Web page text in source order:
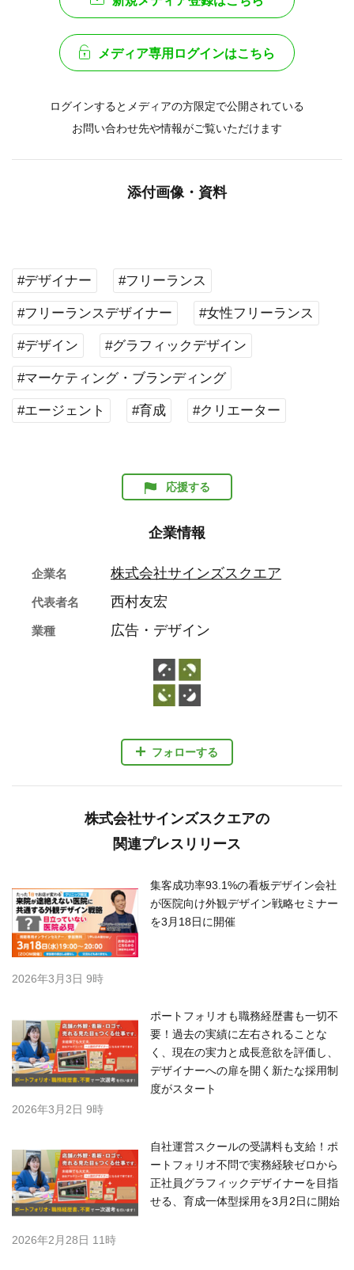
メディア専用ログインはこちら
ログインするとメディアの方限定で公開されている
お問い合わせ先や情報がご覧いただけます
添付画像・資料
#デザイナー #フリーランス
#フリーランスデザイナー #女性フリーランス
#デザイン #グラフィックデザイン
#マーケティング・ブランディング
#エージェント #育成 #クリエーター
応援する
企業情報
フォローする
企業名 株式会社サインズスクエア
代表者名 西村友宏
業種 広告・デザイン
株式会社サインズスクエアの
関連プレスリリース
集客成功率93.1%の看板デザイン会社
が医院向け外観デザイン戦略セミナー
を3月18日に開催
2026年3月3日 9時
ポートフォリオも職務経歴書も一切不
要！過去の実績に左右されることな
く、現在の実力と成長意欲を評価し、
デザイナーへの扉を開く新たな採用制
度がスタート
2026年3月2日 9時
自社運営スクールの受講料も支給！ポ
ートフォリオ不問で実務経験ゼロから
正社員グラフィックデザイナーを目指
せる、育成一体型採用を3月2日に開始
2026年2月28日 11時